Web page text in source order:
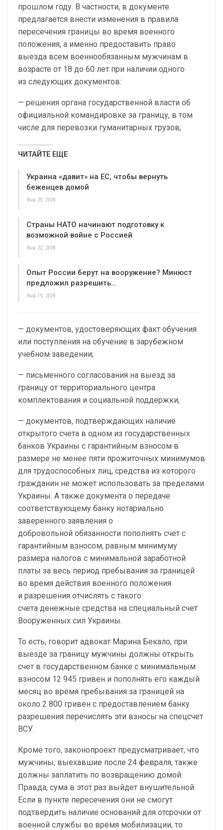
прошлом году. В частности, в документе
предлагается внести изменения в правила
пересечения границы во время военного
положения, а именно предоставить право
выезда всем военнообязанным мужчинам в
возрасте от 18 до 60 лет при наличии одного
из следующих документов:
— решения органа государственной власти об
официальной командировке за границу, в том
числе для перевозки гуманитарных грузов;
ЧИТАЙТЕ ЕЩЕ
Украина «давит» на ЕС, чтобы вернуть
беженцев домой
Янв 25, 2024
Страны НАТО начинают подготовку к
возможной войне с Россией
Янв 22, 2024
Опыт России берут на вооружение? Минюст
предложил разрешить…
Янв 19, 2024
— документов, удостоверяющих факт обучения
или поступления на обучение в зарубежном
учебном заведении;
— письменного согласования на выезд за
границу от территориального центра
комплектования и социальной поддержки;
— документов, подтверждающих наличие
открытого счета в одном из государственных
банков Украины с гарантийным взносом в
размере не менее пяти прожиточных минимумов
для трудоспособных лиц, средства из которого
гражданин не может использовать за пределами
Украины. А также документа о передаче
соответствующему банку нотариально
заверенного заявления о
добровольной обязанности пополнять счет с
гарантийным взносом, равным минимуму
размера налогов с минимальной заработной
платы за весь период пребывания за границей
во время действия военного положения
и разрешения отчислять с такого
счета денежные средства на специальный счет
Вооруженных сил Украины.
То есть, говорит адвокат Марина Бекало, при
выезде за границу мужчины должны открыть
счет в государственном банке с минимальным
взносом 12 945 гривен и пополнять его каждый
месяц во время пребывания за границей на
около 2 800 гривен с предоставлением банку
разрешения перечислять эти взносы на спецсчет
ВСУ.
Кроме того, законопроект предусматривает, что
мужчины, выехавшие после 24 февраля, также
должны заплатить по возвращению домой.
Правда, сума в этот раз выйдет внушительной.
Если в пункте пересечения они не смогут
подтвердить наличие оснований для отсрочки от
военной службы во время мобилизации, то